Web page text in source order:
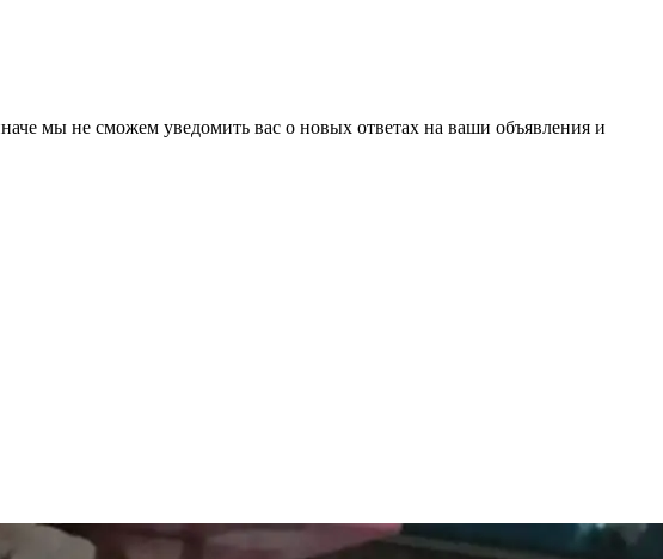
мы не сможем уведомить вас о новых ответах на ваши объявления и